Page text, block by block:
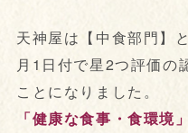
天神屋は【中食部門】
月1日付で星2つ評価の
ことになりました。
「健康な食事・食環境